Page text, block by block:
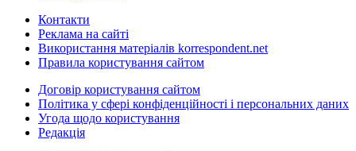
Контакти
Реклама на сайті
Використання матеріалів korrespondent.net
Правила користування сайтом
Договір користування сайтом
Політика у сфері конфіденційності і персональних даних
Угода щодо користування
Редакція